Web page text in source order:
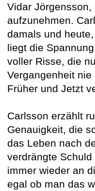
Vidar
aufzunehmen.
damals und
liegt die
voller Risse, die
Vergangenheit
Früher und Jetzt
Carlsson erzählt
Genauigkeit, die
das Leben nach
verdrängte
immer wieder an
egal ob man das